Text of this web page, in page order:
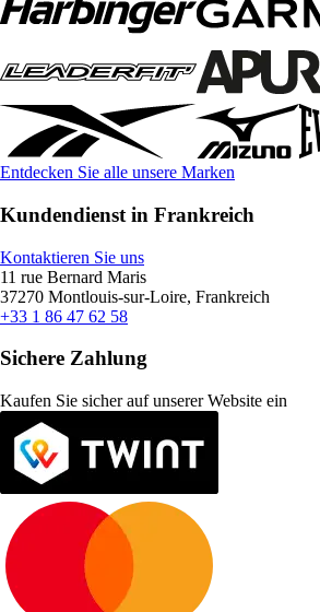
Entdecken Sie alle unsere Marken
Kundendienst in Frankreich
Kontaktieren Sie uns
11 rue Bernard Maris
37270 Montlouis-sur-Loire, Frankreich
+33 1 86 47 62 58
Sichere Zahlung
Kaufen Sie sicher auf unserer Website ein